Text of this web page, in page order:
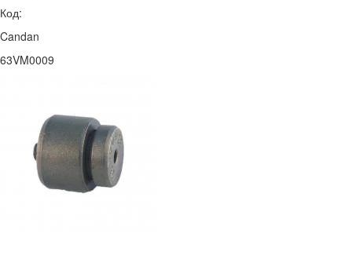
Код:
Candan
63VM0009